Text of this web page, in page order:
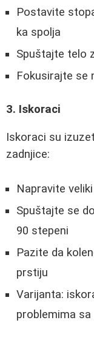
Postavite
ka spolja
Spuštajte telo
Fokusirajte se
3. Iskoraci
Iskoraci su
zadnjice:
Napravite
Spuštajte se
90 stepeni
Pazite da
prstiju
Varijanta:
problemima